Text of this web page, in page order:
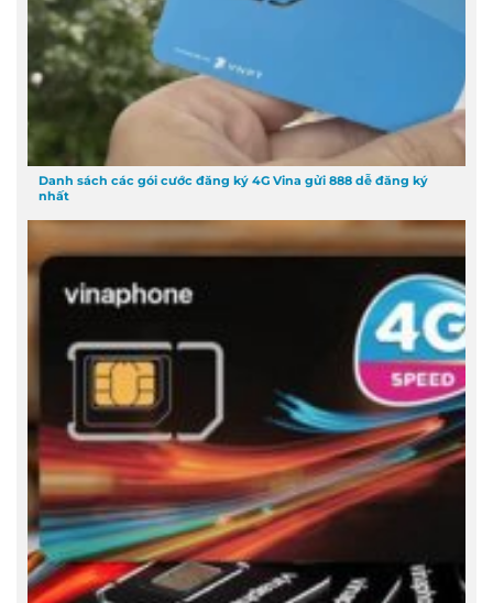
Danh sách các gói cước đăng ký 4G Vina gửi 888 dễ đăng ký
nhất